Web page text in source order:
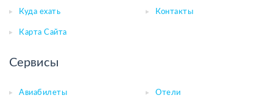
Куда ехать Контакты
Карта Сайта
Сервисы
Авиабилеты Отели